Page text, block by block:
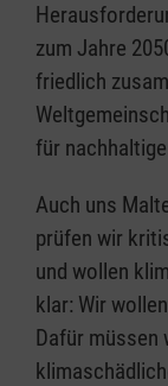
zum Jahre
friedlich
für
Auch uns
prüfen wir
und wollen
klar: Wir
Dafür müssen